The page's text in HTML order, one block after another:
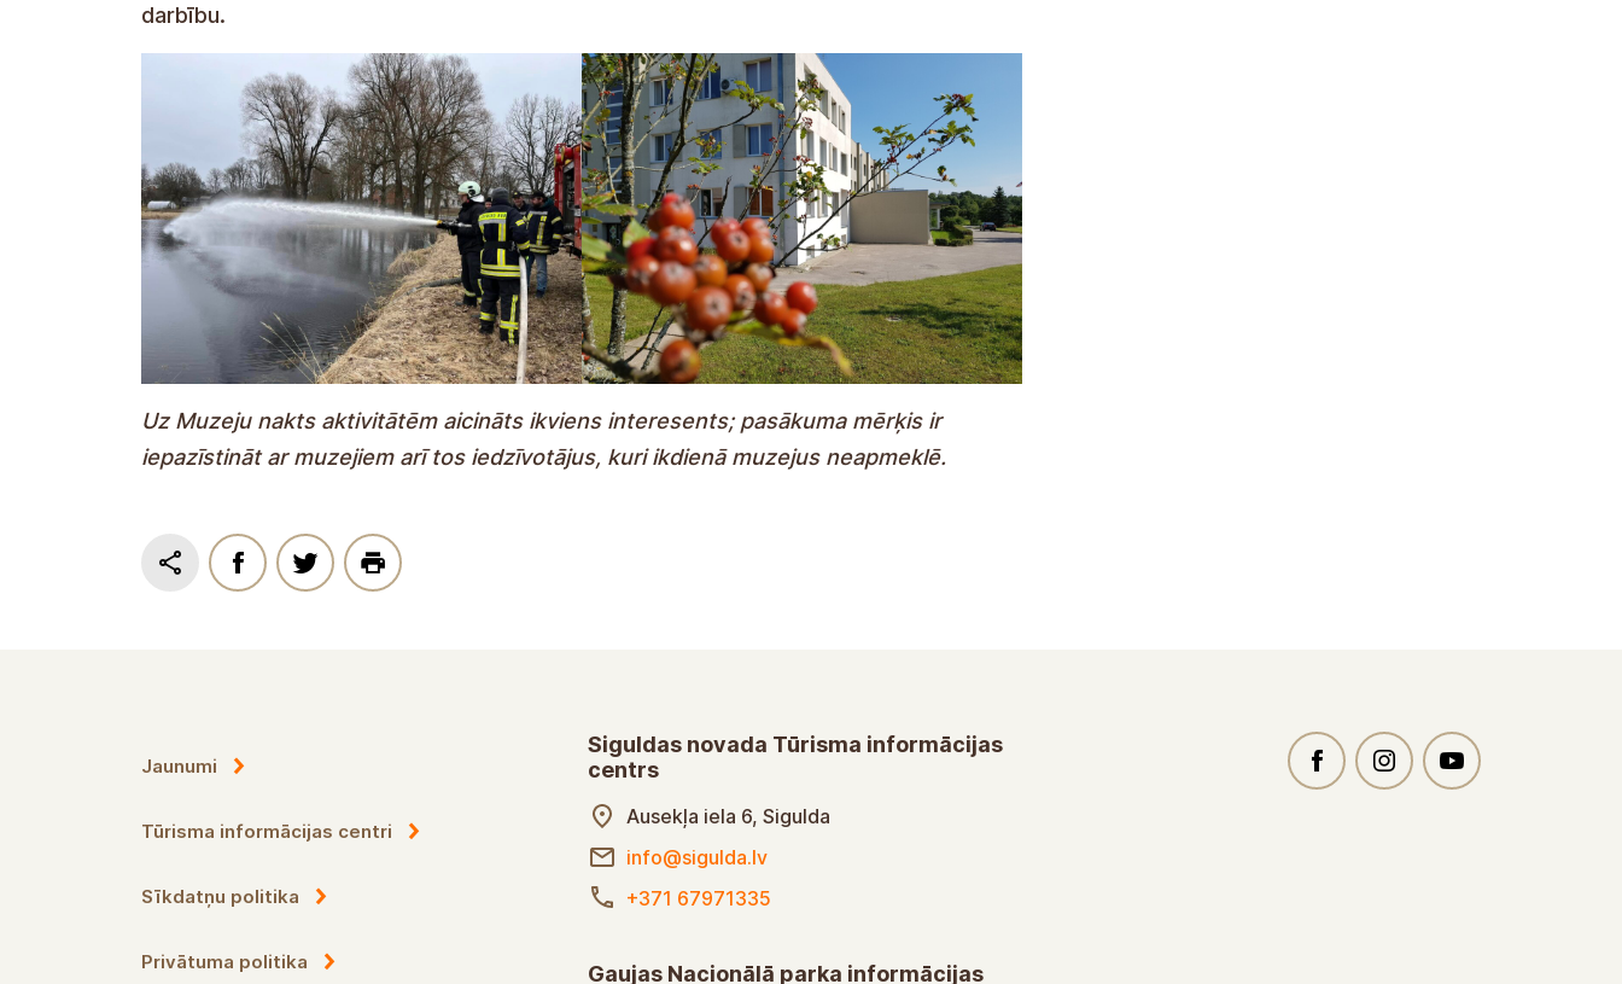
darbību.
Uz Muzeju nakts aktivitātēm aicināts ikviens interesents; pasākuma mērķis ir
iepazīstināt ar muzejiem arī tos iedzīvotājus, kuri ikdienā muzejus neapmeklē.
Jaunumi
Tūrisma informācijas centri
Sīkdatņu politika
Privātuma politika
Siguldas novada Tūrisma informācijas
centrs
Ausekļa iela 6, Sigulda
info@sigulda.lv
+371 67971335
Gaujas Nacionālā parka informācijas